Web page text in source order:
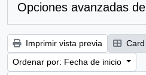
Opciones avanzadas
Imprimir vista previa
Ordenar por: Fecha de inicio